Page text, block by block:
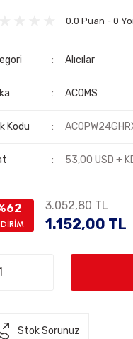
0.0 Puan - 0
Alıcılar
ACOMS
Kodu
53,00 USD +
3.052,80 TL
1.152,00 TL
Stok Sorunuz